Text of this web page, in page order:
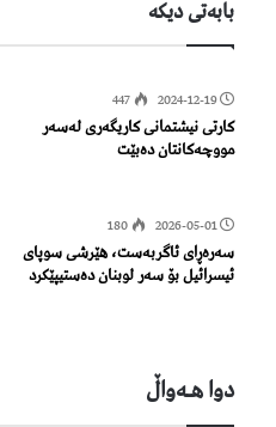
بابەتی دیكە
2024-12-19
447
کارتی نیشتمانی کاریگەری لەسەر
مووچەکانتان دەبێت
2026-05-01
180
سەرەڕای ئاگربەست، هێرشی سوپای
ئیسرائیل بۆ سەر لوبنان دەستیپێکرد
دوا هـه‌واڵ